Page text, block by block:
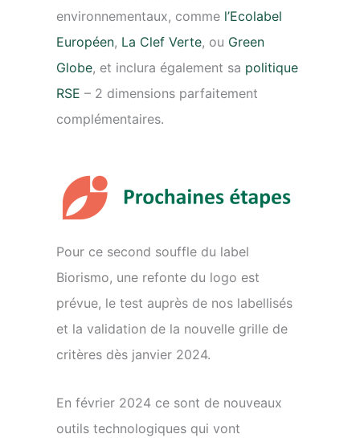
environnementaux, comme l’Ecolabel
Européen, La Clef Verte, ou Green
Globe, et inclura également sa politique
RSE – 2 dimensions parfaitement
complémentaires.
Pour ce second souffle du label
Biorismo, une refonte du logo est
prévue, le test auprès de nos labellisés
et la validation de la nouvelle grille de
critères dès janvier 2024.
En février 2024 ce sont de nouveaux
outils technologiques qui vont